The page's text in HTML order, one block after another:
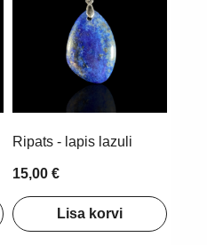
Ripats - lapis lazuli
15,00 €
Lisa korvi